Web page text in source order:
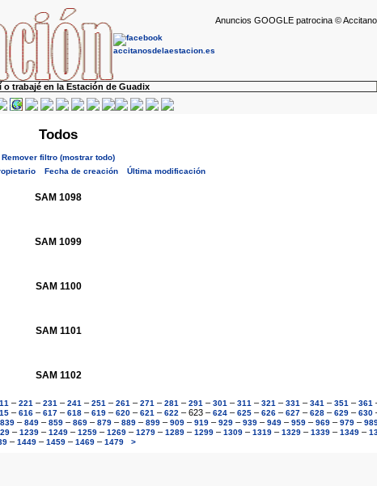
Anuncios GOOGLE patrocina ©
o trabajé en la Estación de Guadix
Todos
Remover filtro (mostrar todo)
Fecha de creación Última modificación
SAM 1098
SAM 1099
SAM 1100
SAM 1101
SAM 1102
– 221 – 231 – 241 – 251 – 261 – 271 – 281 – 291 – 301 – 311 – 321 – 331 – 341 – 351 – 361
– 616– 617– 618– 619– 620– 621 – 622 – 623– 624– 625– 626– 627– 628– 629– 630
839 – 849 – 859 – 869 – 879 – 889 – 899 – 909 – 919 – 929 – 939 – 949 – 959 – 969 – 979 –
– 1239 – 1249 – 1259 – 1269 – 1279 – 1289 – 1299 – 1309 – 1319 – 1329 – 1339 – 1349 –
– 1449 – 1459 – 1469 – 1479 >